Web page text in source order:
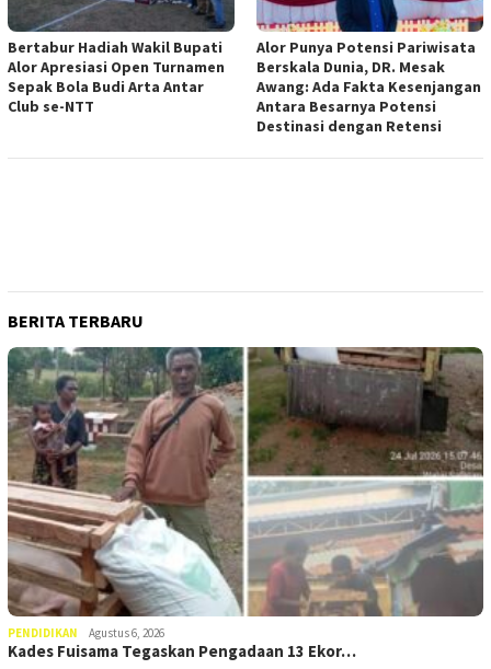
Bertabur Hadiah Wakil Bupati
Alor Apresiasi Open Turnamen
Sepak Bola Budi Arta Antar
Club se-NTT
Alor Punya Potensi Pariwisata
Berskala Dunia, DR. Mesak
Awang: Ada Fakta Kesenjangan
Antara Besarnya Potensi
Destinasi dengan Retensi
BERITA TERBARU
PENDIDIKAN Agustus 6, 2026
Kades Fuisama Tegaskan Pengadaan 13 Ekor…